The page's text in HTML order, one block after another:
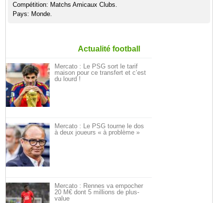
Compétition: Matchs Amicaux Clubs.
Pays: Monde.
Actualité football
Mercato : Le PSG sort le tarif
maison pour ce transfert et c’est
du lourd !
Mercato : Le PSG tourne le dos
à deux joueurs « à problème »
Mercato : Rennes va empocher
20 M€ dont 5 millions de plus-
value